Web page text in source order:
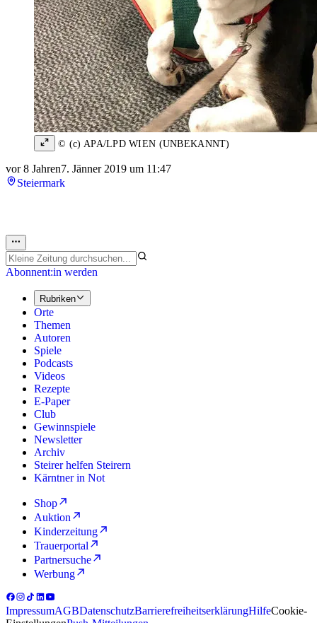
© (c) APA/LPD WIEN (UNBEKANNT)
vor 8 Jahren7. Jänner 2019 um 11:47
Steiermark
Abonnent:in werden
Rubriken
Orte
Themen
Autoren
Spiele
Podcasts
Videos
Rezepte
E-Paper
Club
Gewinnspiele
Newsletter
Archiv
Steirer helfen Steirern
Kärntner in Not
Shop
Auktion
Kinderzeitung
Trauerportal
Partnersuche
Werbung
ImpressumAGBDatenschutzBarrierefreiheitserklärungHilfeCookie-